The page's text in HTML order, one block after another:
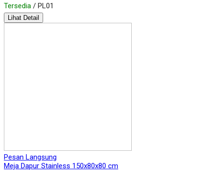
Tersedia / PL01
Lihat Detail
Pesan Langsung
Meja Dapur Stainless 150x80x80 cm